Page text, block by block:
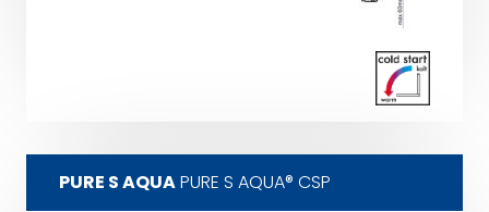
PURE S AQUAPURE S AQUA® CSP